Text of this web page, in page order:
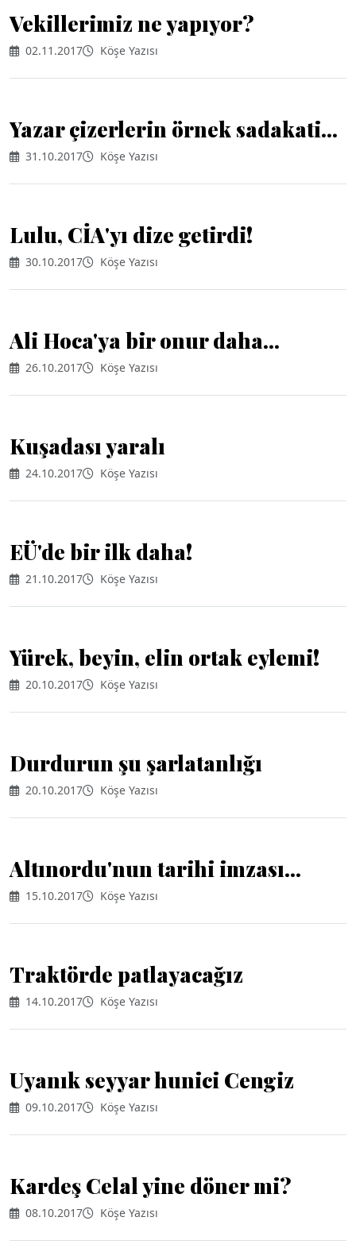
Vekillerimiz ne yapıyor?
02.11.2017 Köşe Yazısı
Yazar çizerlerin örnek sadakati...
31.10.2017 Köşe Yazısı
Lulu, CİA'yı dize getirdi!
30.10.2017 Köşe Yazısı
Ali Hoca'ya bir onur daha...
26.10.2017 Köşe Yazısı
Kuşadası yaralı
24.10.2017 Köşe Yazısı
EÜ'de bir ilk daha!
21.10.2017 Köşe Yazısı
Yürek, beyin, elin ortak eylemi!
20.10.2017 Köşe Yazısı
Durdurun şu şarlatanlığı
20.10.2017 Köşe Yazısı
Altınordu'nun tarihi imzası...
15.10.2017 Köşe Yazısı
Traktörde patlayacağız
14.10.2017 Köşe Yazısı
Uyanık seyyar hunici Cengiz
09.10.2017 Köşe Yazısı
Kardeş Celal yine döner mi?
08.10.2017 Köşe Yazısı